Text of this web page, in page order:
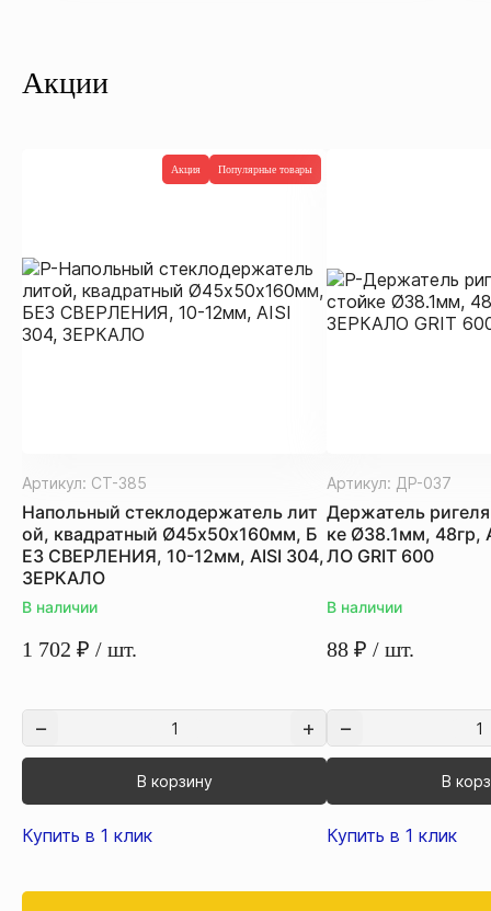
Акции
Акция Популярные товары
Артикул: СТ-385
Напольный стеклодержатель лит
ой, квадратный Ø45х50х160мм, Б
ЕЗ СВЕРЛЕНИЯ, 10-12мм, AISI 304,
ЗЕРКАЛО
В наличии
1 702 ₽ / шт.
В корзину
Купить в 1 клик
Артикул: ДР-037
Держатель
ке Ø38.1мм, 48гр,
ЛО GRIT 600
В наличии
88 ₽ / шт.
В
Купить в 1 клик